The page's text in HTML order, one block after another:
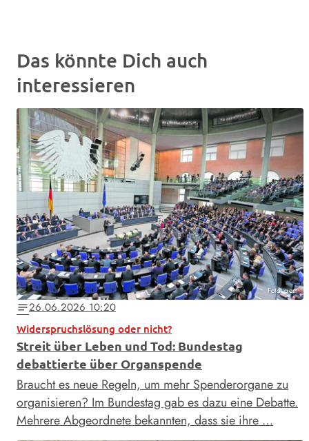
Das könnte Dich auch
interessieren
Foto: gem
notes26.06.2026 10:20
Widerspruchslösung oder nicht?
Streit über Leben und Tod: Bundestag
debattierte über Organspende
Braucht es neue Regeln, um mehr Spenderorgane zu
organisieren? Im Bundestag gab es dazu eine Debatte.
Mehrere Abgeordnete bekannten, dass sie ihre …